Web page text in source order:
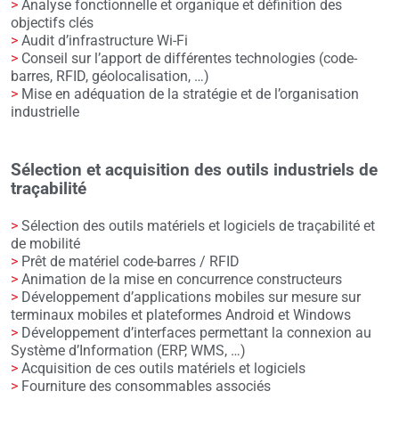
> Analyse fonctionnelle et organique et définition des
objectifs clés
> Audit d’infrastructure Wi-Fi
> Conseil sur l’apport de différentes technologies (code-
barres, RFID, géolocalisation, …)
> Mise en adéquation de la stratégie et de l’organisation
industrielle
Sélection et acquisition des outils industriels de
traçabilité
> Sélection des outils matériels et logiciels de traçabilité et
de mobilité
> Prêt de matériel code-barres / RFID
> Animation de la mise en concurrence constructeurs
> Développement d’applications mobiles sur mesure sur
terminaux mobiles et plateformes Android et Windows
> Développement d’interfaces permettant la connexion au
Système d’Information (ERP, WMS, …)
> Acquisition de ces outils matériels et logiciels
> Fourniture des consommables associés